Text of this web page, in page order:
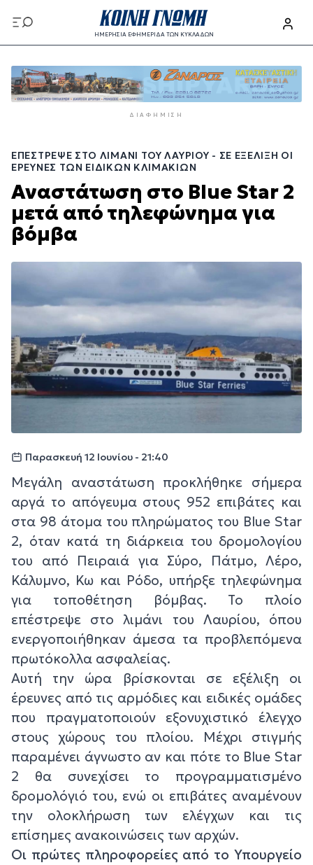
προς
το
περιεχόμενο
ΗΜΕΡΗΣΙΑ ΕΦΗΜΕΡΙΔΑ ΤΩΝ ΚΥΚΛΑΔΩΝ
προς
το
κυρίως
ΔΙΑΦΉΜΙΣΗ
ΕΠΈΣΤΡΕΨΕ ΣΤΟ ΛΙΜΆΝΙ ΤΟΥ ΛΑΥΡΊΟΥ - ΣΕ ΕΞΈΛΙΞΗ ΟΙ
ΈΡΕΥΝΕΣ ΤΩΝ ΕΙΔΙΚΏΝ ΚΛΙΜΑΚΊΩΝ
Αναστάτωση στο Blue Star 2
μετά από τηλεφώνημα για
βόμβα
Παρασκευή 12 Ιουνίου - 21:40
Μεγάλη αναστάτωση προκλήθηκε σήμερα
αργά το απόγευμα στους 952 επιβάτες και
στα 98 άτομα του πληρώματος του Blue Star
2, όταν κατά τη διάρκεια του δρομολογίου
του από Πειραιά για Σύρο, Πάτμο, Λέρο,
Κάλυμνο, Κω και Ρόδο, υπήρξε τηλεφώνημα
για τοποθέτηση βόμβας. Το πλοίο
επέστρεψε στο λιμάνι του Λαυρίου, όπου
ενεργοποιήθηκαν άμεσα τα προβλεπόμενα
πρωτόκολλα ασφαλείας.
Αυτή την ώρα βρίσκονται σε εξέλιξη οι
έρευνες από τις αρμόδιες και ειδικές ομάδες
που πραγματοποιούν εξονυχιστικό έλεγχο
στους χώρους του πλοίου. Μέχρι στιγμής
παραμένει άγνωστο αν και πότε το Blue Star
2 θα συνεχίσει το προγραμματισμένο
δρομολόγιό του, ενώ οι επιβάτες αναμένουν
την ολοκλήρωση των ελέγχων και τις
επίσημες ανακοινώσεις των αρχών.
Οι πρώτες πληροφορείες από το Υπουργείο